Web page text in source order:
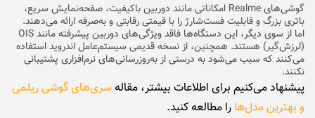
گوشی‌های Realme امکاناتی مانند دوربین باکیفیت، صفحه‌نمایش سریع،
باتری بزرگ و قابلیت فست‌شارژ را با قیمتی رقابتی و به‌صرفه‌ ارائه می‌دهند.
اما از سوی دیگر، این دستگاه‌ها فاقد ویژگی‌های دوربین پیشرفته مانند OIS
(لرزش‌گیر) هستند. همچنین، از نسخه قدیمی سیستم‌عامل اندروید استفاده
می‌کنند که سبب می‌شود به درستی از به‌روزرسانی‌های نرم‌افزاری پشتیبانی
نکنند.
پیشنهاد می‌کنیم برای اطلاعات بیشتر، مقالهسری‌های گوشی ریلمی
و بهترین مدل‌ها را مطالعه کنید.